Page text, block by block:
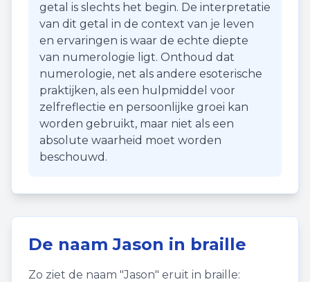
getal is slechts het begin. De interpretatie
van dit getal in de context van je leven
en ervaringen is waar de echte diepte
van numerologie ligt. Onthoud dat
numerologie, net als andere esoterische
praktijken, als een hulpmiddel voor
zelfreflectie en persoonlijke groei kan
worden gebruikt, maar niet als een
absolute waarheid moet worden
beschouwd.
De naamJason in braille
Zo ziet de naam "Jason" eruit in braille: